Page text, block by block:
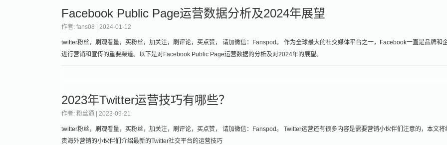
Facebook Public Page运营数据分析及2024年展望
作者: fans08 | 2024-01-12
twitter粉丝，刷观看量，买粉丝，加关注，刷评论，买点赞， 请加微信：Fanspod。 作为全球最大的社交媒体平台之一，Facebook一直是品牌和
进行营销和宣传的重要渠道。以下是对Facebook Public Page运营数据的分析及对2024年的展望。
2023年Twitter运营技巧有哪些？
作者: 粉丝通 | 2023-09-21
twitter粉丝，刷观看量，买粉丝，加关注，刷评论，买点赞， 请加微信：Fanspod。 Twitter运营还有很多内容是需要营销小伙伴们注意的，本文将
责海外营销的小伙伴们介绍最新的Twitter社交平台的运营技巧